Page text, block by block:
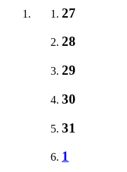
27
28
29
30
31
1